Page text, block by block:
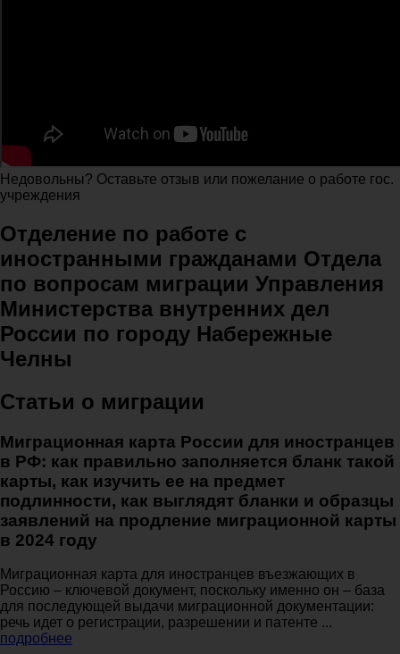
Недовольны? Оставьте отзыв или пожелание о работе гос.
учреждения
Отделение по работе с
иностранными гражданами Отдела
по вопросам миграции Управления
Министерства внутренних дел
России по городу Набережные
Челны
Статьи о миграции
Миграционная карта России для иностранцев
в РФ: как правильно заполняется бланк такой
карты, как изучить ее на предмет
подлинности, как выглядят бланки и образцы
заявлений на продление миграционной карты
в 2024 году
Миграционная карта для иностранцев въезжающих в
Россию – ключевой документ, поскольку именно он – база
для последующей выдачи миграционной документации:
речь идет о регистрации, разрешении и патенте ...
подробнее